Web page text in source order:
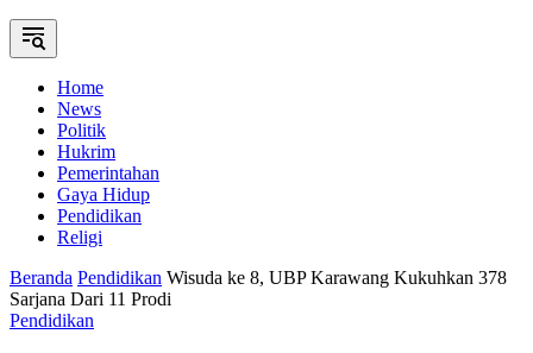
Home
News
Politik
Hukrim
Pemerintahan
Gaya Hidup
Pendidikan
Religi
Beranda Pendidikan Wisuda ke 8, UBP Karawang Kukuhkan 378
Sarjana Dari 11 Prodi
Pendidikan